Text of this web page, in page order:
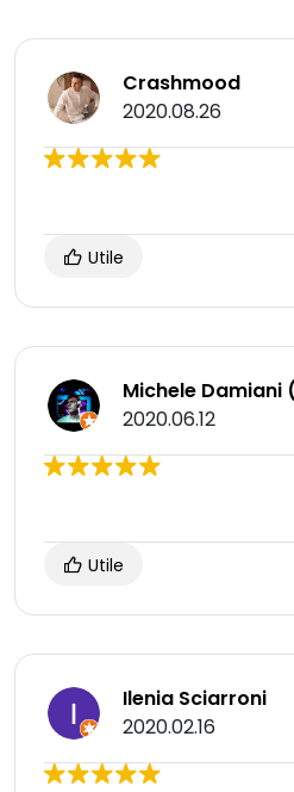
Crashmood
2020.08.26
Utile
Michele Damiani
2020.06.12
Utile
Ilenia Sciarroni
2020.02.16